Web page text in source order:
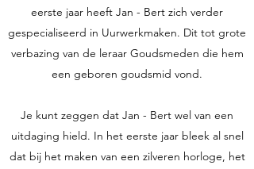
eerste jaar heeft Jan - Bert zich verder
gespecialiseerd in Uurwerkmaken. Dit tot grote
verbazing van de leraar Goudsmeden die hem
een geboren goudsmid vond.
Je kunt zeggen dat Jan - Bert wel van een
uitdaging hield. In het eerste jaar bleek al snel
dat bij het maken van een zilveren horloge, het